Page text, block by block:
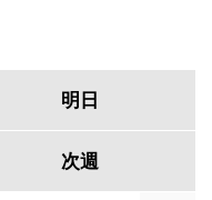
明日
次週